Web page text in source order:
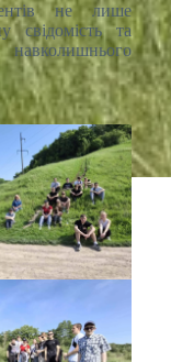
не лише
свідомість та